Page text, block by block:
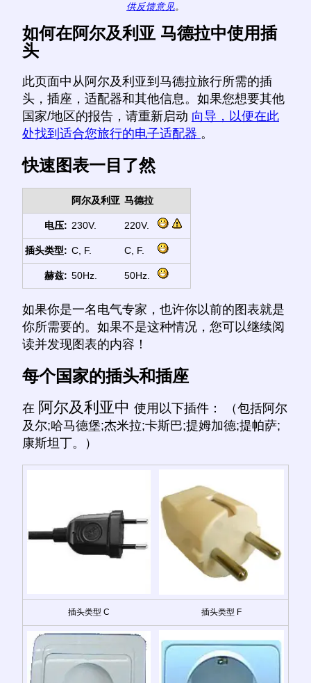
供反馈意见。
如何在阿尔及利亚 马德拉中使用插
头
此页面中从阿尔及利亚到马德拉旅行所需的插
头，插座，适配器和其他信息。如果您想要其他
国家/地区的报告，请重新启动 向导，以便在此
处找到适合您旅行的电子适配器 。
快速图表一目了然
阿尔及利亚 马德拉
电压: 230V. 220V.
插头类型: C, F. C, F.
赫兹: 50Hz. 50Hz.
如果你是一名电气专家，也许你以前的图表就是
你所需要的。如果不是这种情况，您可以继续阅
读并发现图表的内容！
每个国家的插头和插座
在 阿尔及利亚中 使用以下插件： （包括阿尔
及尔;哈马德堡;杰米拉;卡斯巴;提姆加德;提帕萨;
康斯坦丁。）
插头类型 C 插头类型 F